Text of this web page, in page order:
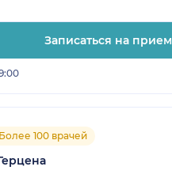
Записаться на прием
Более 100 врачей